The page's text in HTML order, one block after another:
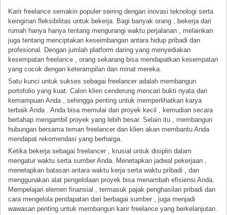
Karir freelance semakin populer seiring dengan inovasi teknologi serta
keinginan fleksibilitas untuk bekerja. Bagi banyak orang , bekerja dari
rumah hanya hanya tentang mengurangi waktu perjalanan , melainkan
juga tentang menciptakan keseimbangan antara hidup pribadi dan
profesional. Dengan jumlah platform daring yang menyediakan
kesempatan freelance , orang sekarang bisa mendapatkan kesempatan
yang cocok dengan keterampilan dan minat mereka.
Satu kunci untuk sukses sebagai freelancer adalah membangun
portofolio yang kuat. Calon klien cenderung mencari bukti nyata dari
kemampuan Anda , sehingga penting untuk memperlihatkan karya
terbaik Anda . Anda bisa memulai dari proyek kecil , kemudian secara
bertahap mengambil proyek yang lebih besar. Selain itu , membangun
hubungan bersama teman freelancer dan klien akan membantu Anda
mendapat rekomendasi yang berharga.
Ketika bekerja sebagai freelancer , krusial untuk disiplin dalam
mengatur waktu serta sumber Anda. Menetapkan jadwal pekerjaan ,
menetapkan batasan antara waktu kerja serta waktu pribadi , dan
menggunakan alat pengelolaan proyek bisa menambah efisiensi Anda.
Mempelajari elemen finansial , termasuk pajak penghasilan pribadi dan
cara mengelola pendapatan dari berbagai sumber , juga menjadi
wawasan penting untuk membangun karir freelance yang berkelanjutan.